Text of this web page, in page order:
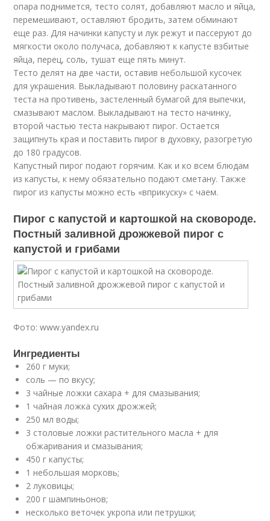
опара поднимется, тесто солят, добавляют масло и яйца,
перемешивают, оставляют бродить, затем обминают
еще раз. Для начинки капусту и лук режут и пассеруют до
мягкости около получаса, добавляют к капусте взбитые
яйца, перец, соль, тушат еще пять минут.
Тесто делят на две части, оставив небольшой кусочек
для украшения. Выкладывают половину раскатанного
теста на противень, застеленный бумагой для выпечки,
смазывают маслом. Выкладывают на тесто начинку,
второй частью теста накрывают пирог. Остается
защипнуть края и поставить пирог в духовку, разогретую
до 180 градусов.
Капустный пирог подают горячим. Как и ко всем блюдам
из капусты, к нему обязательно подают сметану. Также
пирог из капусты можно есть «вприкуску» с чаем.
Пирог с капустой и картошкой на сковороде.
Постный заливной дрожжевой пирог с
капустой и грибами
Фото: www.yandex.ru
Ингредиенты
260 г муки;
соль — по вкусу;
3 чайные ложки сахара + для смазывания;
1 чайная ложка сухих дрожжей;
250 мл воды;
3 столовые ложки растительного масла + для
обжаривания и смазывания;
450 г капусты;
1 небольшая морковь;
2 луковицы;
200 г шампиньонов;
несколько веточек укропа или петрушки;